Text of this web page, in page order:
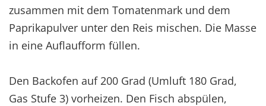
zusammen mit dem Tomatenmark und dem
Paprikapulver unter den Reis mischen. Die Masse
in eine Auflaufform füllen.
Den Backofen auf 200 Grad (Umluft 180 Grad,
Gas Stufe 3) vorheizen. Den Fisch abspülen,